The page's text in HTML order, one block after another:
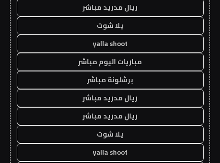
ريال مدريد مباشر
يلا شوت
yalla shoot
مباريات اليوم مباشر
برشلونة مباشر
ريال مدريد مباشر
ريال مدريد مباشر
يلا شوت
yalla shoot